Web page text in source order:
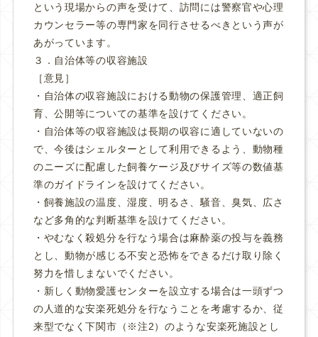
という現場からの声を受けて、訪問には警察官や心理
カウンセラー等の専門家を同行させるべきという声が
あがっています。
３．自治体等の収容施設
［意見］
・自治体の収容施設における動物の保護管理、適正飼
育、公開等についての基準を設けてください。
・自治体等の収容施設は長期の収容に適していないの
で、今後はシェルターとして利用できるよう、動物種
のニーズに配慮した飼養ケージ及びサイズ等の数値基
準のガイドラインを設けてください。
・飼養施設の温度、湿度、明るさ、騒音、臭気、広さ
など多角的な判断基準を設けてください。
・やむなく殺処分を行なう場合は麻酔薬の投与を義務
とし、動物が感じる不安と恐怖をできるだけ取り除く
努力を惜しまないでください。
・新しく動物愛護センターを設立する場合は一頭ずつ
の人道的な安楽死処分を行なうことを考慮するか、従
来型でなく下関市（※注2）のような安楽死施設とし